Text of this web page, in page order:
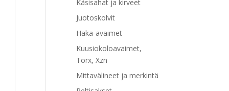
Käsisahat ja kirveet
Juotoskolvit
Haka-avaimet
Kuusiokoloavaimet,
Torx, Xzn
Mittavälineet ja merkintä